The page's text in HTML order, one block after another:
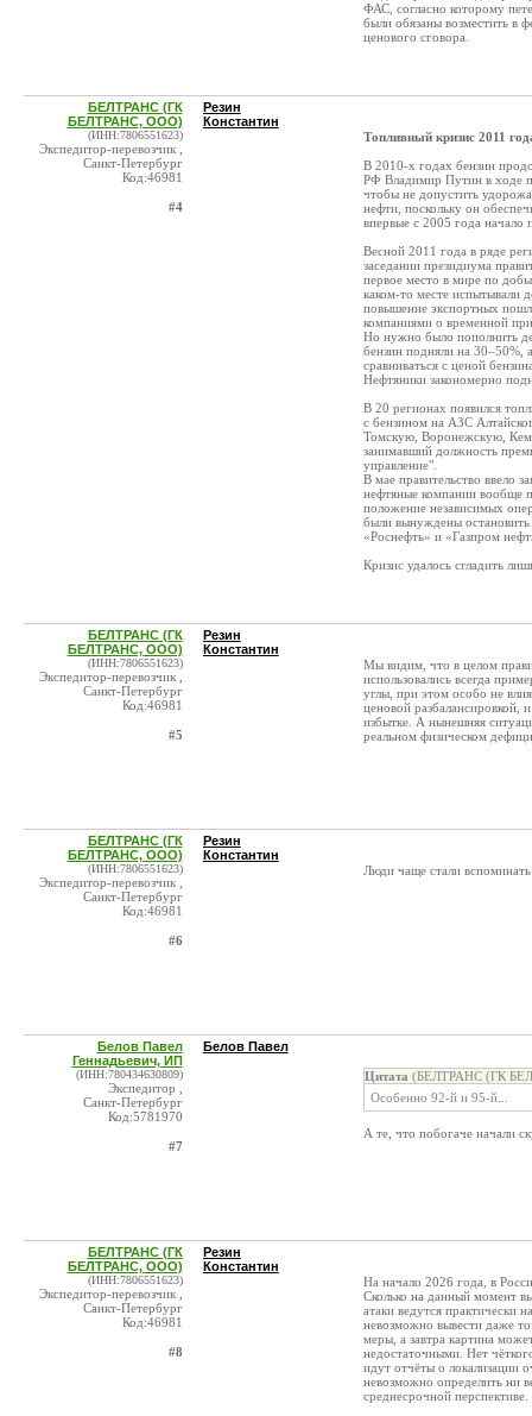
ФАС, согласно которому
были обязаны возместить в
ценового сговора.
БЕЛТРАНС (ГК
БЕЛТРАНС, ООО)
(ИНН:7806551623)
Экспедитор-перевозчик ,
Санкт-Петербург
Код:46981
#4
Резин
Константин
Топливный кризис 2011
В 2010-х годах бензин
РФ Владимир Путин в ходе
чтобы не допустить
нефти, поскольку он
впервые с 2005 года начало
Весной 2011 года в ряде
заседании президиума
первое место в мире по
каком-то месте испытывали
повышение экспортных
компаниями о временной
Но нужно было пополнить
бензин подняли на 30–50%,
сравниваться с ценой
Нефтяники закономерно
В 20 регионах появился
с бензином на АЗС
Томскую, Воронежскую,
занимавший должность
управление".
В мае правительство ввело
нефтяные компании вообще
положение независимых
были вынуждены
«Роснефть» и «Газпром
Кризис удалось сгладить
БЕЛТРАНС (ГК
БЕЛТРАНС, ООО)
(ИНН:7806551623)
Экспедитор-перевозчик ,
Санкт-Петербург
Код:46981
#5
Резин
Константин
Мы видим, что в целом
использовались всегда
углы, при этом особо не
ценовой разбалансировкой,
избытке. А нынешняя
реальном физическом
БЕЛТРАНС (ГК
БЕЛТРАНС, ООО)
(ИНН:7806551623)
Экспедитор-перевозчик ,
Санкт-Петербург
Код:46981
#6
Резин
Константин
Люди чаще стали
Белов Павел
Геннадьевич, ИП
(ИНН:780434630809)
Экспедитор ,
Санкт-Петербург
Код:5781970
#7
Белов Павел
Цитата (БЕЛТРАНС (ГК
Особенно 92-й и 95-й...
А те, что побогаче начали
БЕЛТРАНС (ГК
БЕЛТРАНС, ООО)
(ИНН:7806551623)
Экспедитор-перевозчик ,
Санкт-Петербург
Код:46981
#8
Резин
Константин
На начало 2026 года, в
Сколько на данный момент
атаки ведутся практически
невозможно вывести даже
меры, а завтра картина
недостаточными. Нет
идут отчёты о локализации
невозможно определить ни
среднесрочной перспективе.